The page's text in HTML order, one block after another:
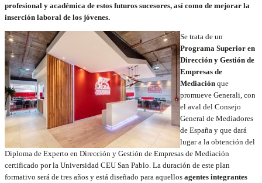
profesional y académica de estos futuros sucesores, así como de mejorar la
inserción laboral de los jóvenes.
Se trata de un
Programa Superior en
Dirección y Gestión de
Empresas de
Mediación que
promueve Generali, con
el aval del Consejo
General de Mediadores
de España y que dará
lugar a la obtención del
Diploma de Experto en Dirección y Gestión de Empresas de Mediación
certificado por la Universidad CEU San Pablo. La duración de este plan
formativo será de tres años y está diseñado para aquellos agentes integrantes